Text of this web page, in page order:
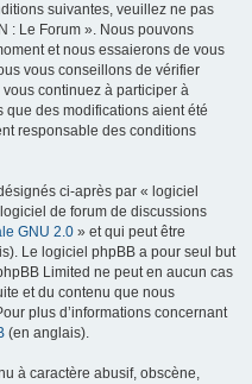
suivantes, veuillez ne pas
: Le Forum ». Nous pouvons
et nous essaierons de vous
vous conseillons de vérifier
continuez à participer à
que des modifications aient été
responsable des conditions
ci-après par « logiciel
de forum de discussions
GNU 2.0 » et qui peut être
Le logiciel phpBB a pour seul but
Limited ne peut en aucun cas
et du contenu que nous
plus d’informations concernant
(en anglais).
à caractère abusif, obscène,